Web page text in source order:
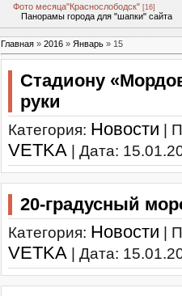
Фото месяца"Краснослободск" [16]
Панорамы города для "шапки" сайта
Главная » 2016 » Январь » 15
Стадиону
руки
Категория: Новости |
VETKA | Дата:
20-градусный
Категория: Новости |
VETKA | Дата: